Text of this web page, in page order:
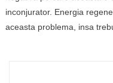
inconjurator. Energia
aceasta problema, insa